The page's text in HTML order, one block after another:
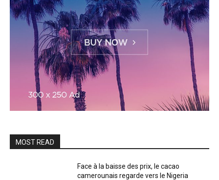
MOST READ
Face à la baisse des prix, le cacao
camerounais regarde vers le Nigeria